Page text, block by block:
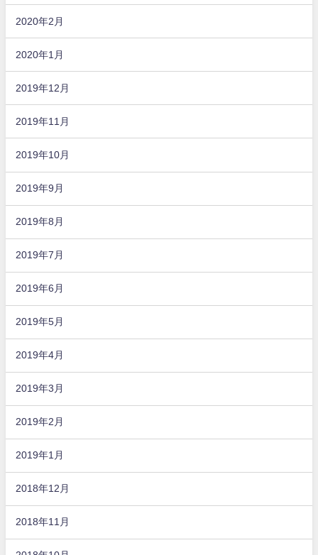
2020年2月
2020年1月
2019年12月
2019年11月
2019年10月
2019年9月
2019年8月
2019年7月
2019年6月
2019年5月
2019年4月
2019年3月
2019年2月
2019年1月
2018年12月
2018年11月